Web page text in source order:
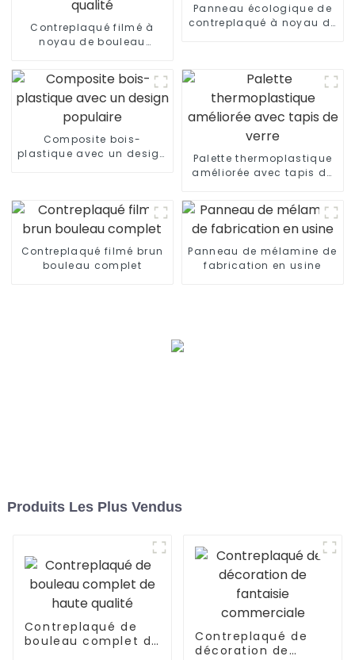
Contreplaqué filmé à
noyau de bouleau
Panneau écologique de
contreplaqué à noyau de
Composite bois-
plastique avec un design
Palette thermoplastique
améliorée avec tapis de
Contreplaqué filmé brun
bouleau complet
Panneau de mélamine de
fabrication en usine
Produits Les Plus Vendus
Contreplaqué de
bouleau complet de
Contreplaqué de
décoration de